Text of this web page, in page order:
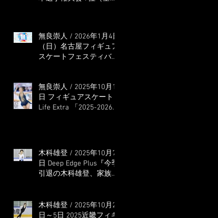
無良崇人 / 2026年1月4日
（日）名古屋フィギュア
スケートフェスティバル
無良崇人 / 2025年10月16
日 フィギュアスケート
Life Extra 「2025-2026
木科雄登 / 2025年10月7
日 Deep Edge Plus『今季
引退の木科雄登、家族や
全日本、絶対見に来
て」』
木科雄登 / 2025年10月2
日～5日 2025近畿フィギ